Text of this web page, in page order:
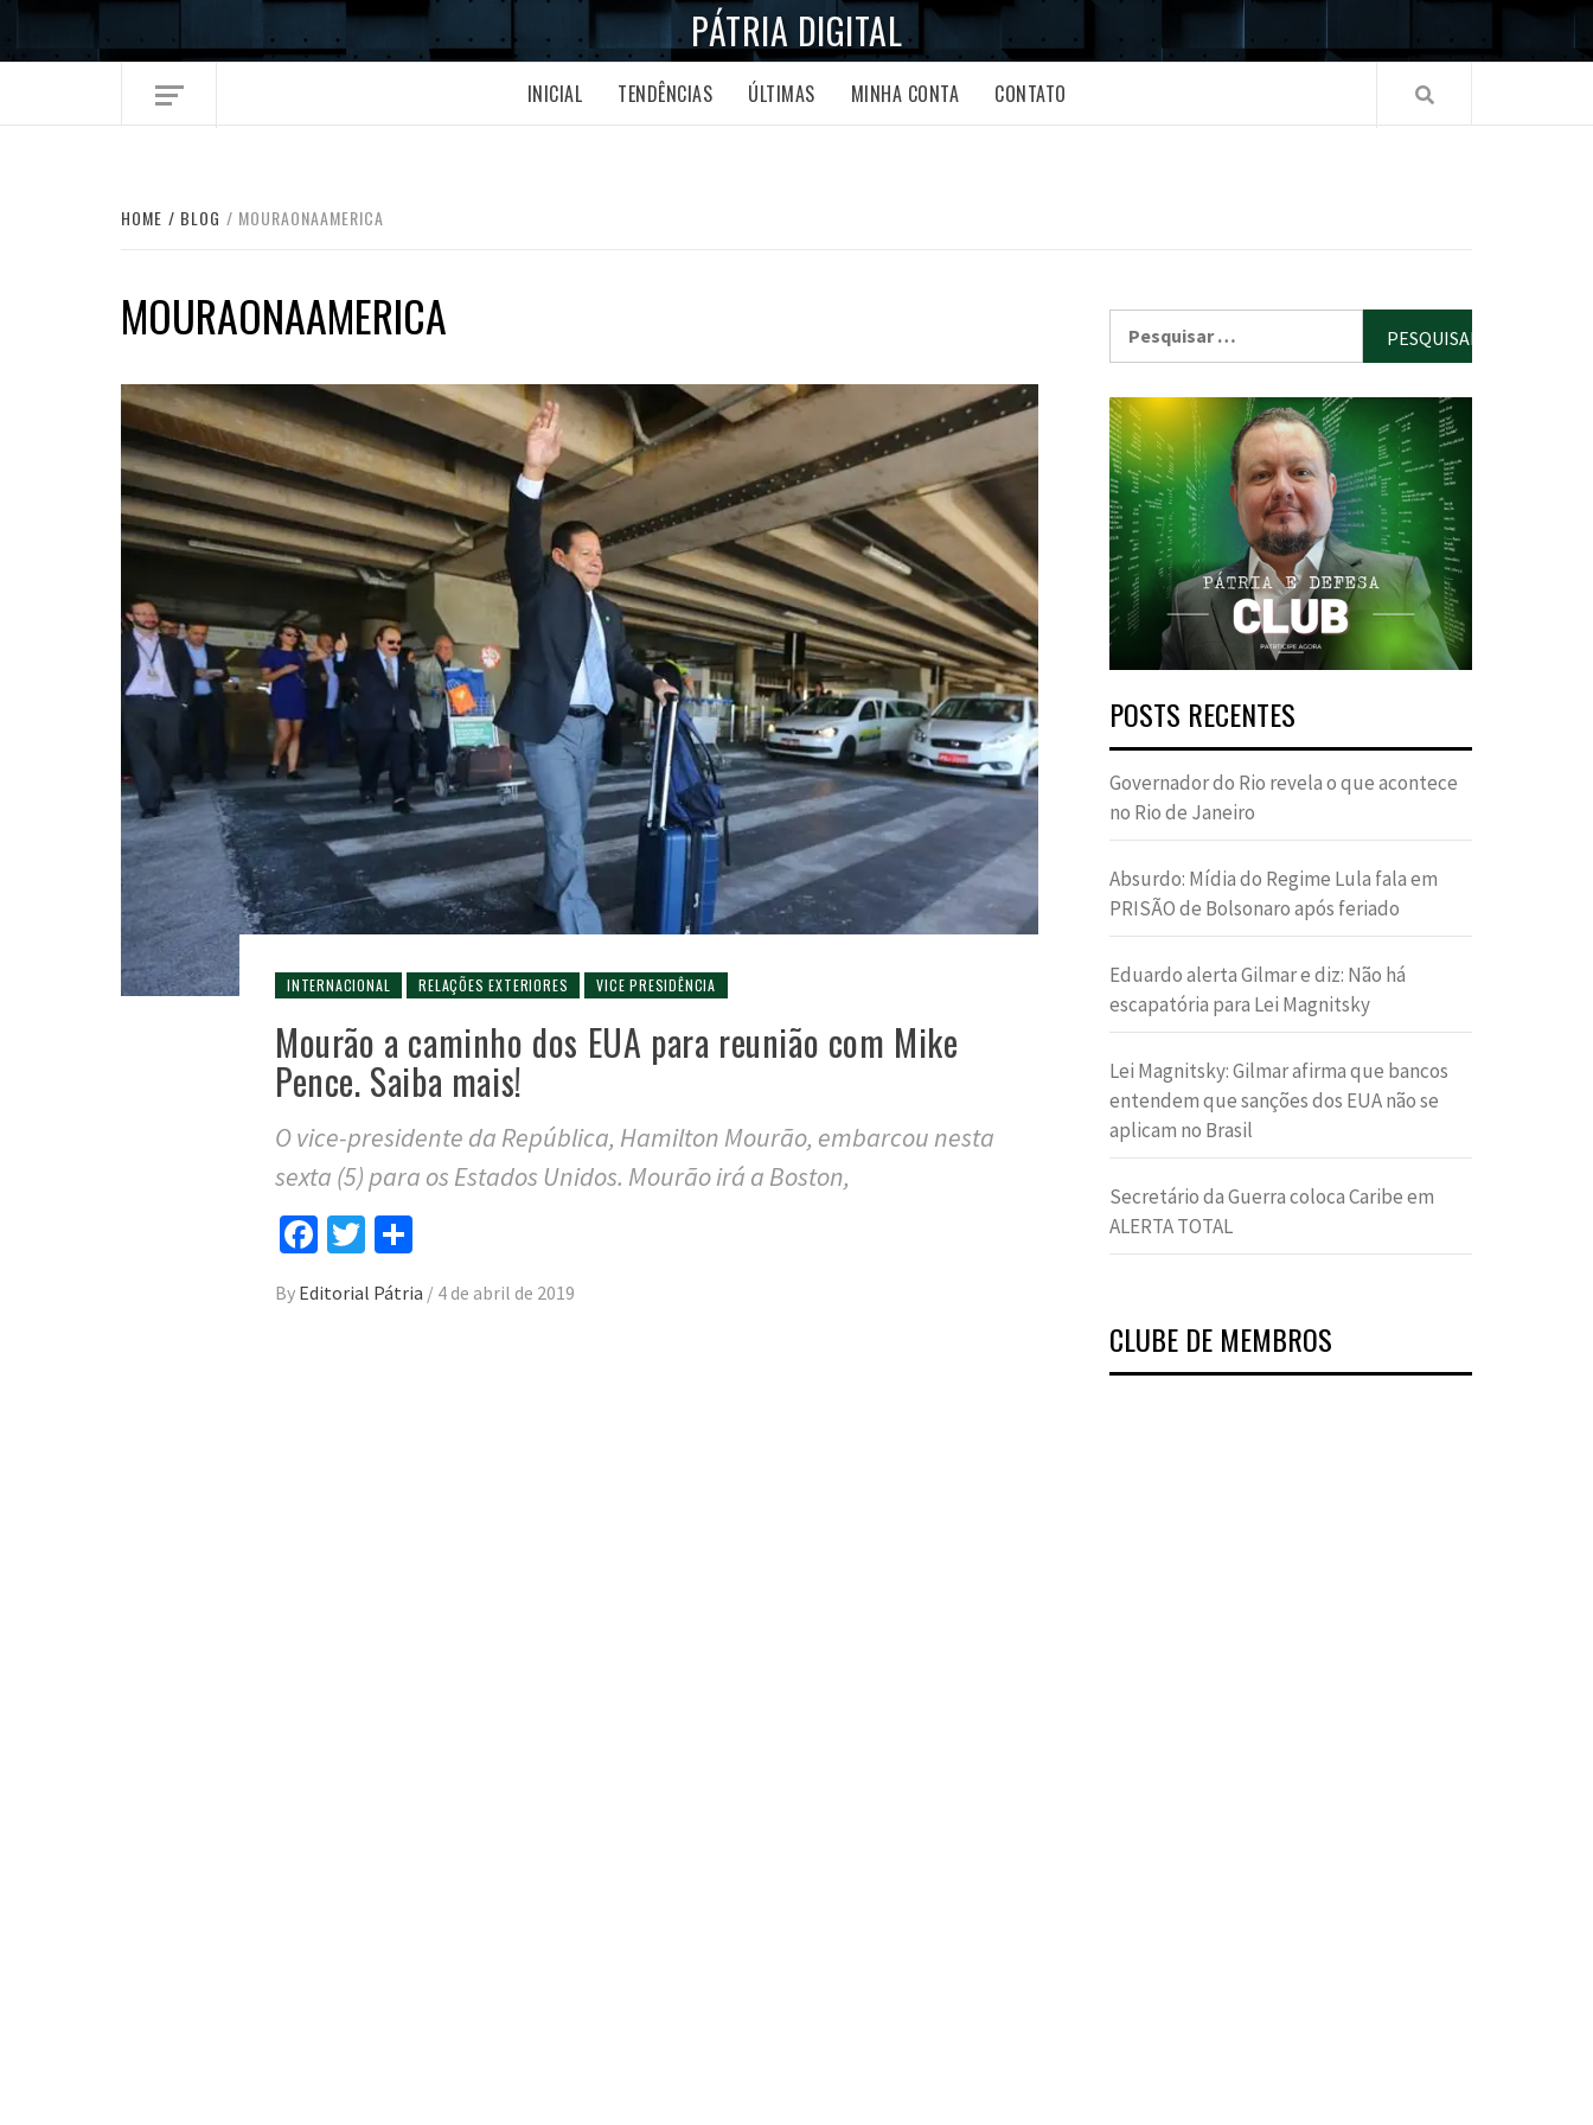
PÁTRIA DIGITAL
INICIAL TENDÊNCIAS ÚLTIMAS MINHA CONTA CONTATO
HOME BLOG MOURAONAAMERICA
MOURAONAAMERICA
INTERNACIONAL RELAÇÕES EXTERIORES VICE PRESIDÊNCIA
Mourão a caminho dos EUA para reunião com Mike
Pence. Saiba mais!
O vice-presidente da República, Hamilton Mourão, embarcou nesta
sexta (5) para os Estados Unidos. Mourão irá a Boston,
Facebook
Twitter
By Editorial Pátria / 4 de abril de 2019
POSTS RECENTES
Governador do Rio revela o que acontece
no Rio de Janeiro
Absurdo: Mídia do Regime Lula fala em
PRISÃO de Bolsonaro após feriado
Eduardo alerta Gilmar e diz: Não há
escapatória para Lei Magnitsky
Lei Magnitsky: Gilmar afirma que bancos
entendem que sanções dos EUA não se
aplicam no Brasil
Secretário da Guerra coloca Caribe em
ALERTA TOTAL
CLUBE DE MEMBROS